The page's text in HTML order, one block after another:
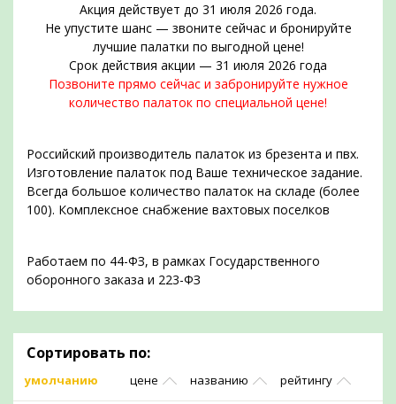
Акция действует до 31 июля 2026 года.
Не упустите шанс — звоните сейчас и бронируйте
лучшие палатки по выгодной цене!
Срок действия акции — 31 июля 2026 года
Позвоните прямо сейчас и забронируйте нужное
количество палаток по специальной цене!
Российский производитель палаток из брезента и пвх.
Изготовление палаток под Ваше техническое задание.
Всегда большое количество палаток на складе (более
100). Комплексное снабжение вахтовых поселков
Работаем по 44-ФЗ, в рамках Государственного
оборонного заказа и 223-ФЗ
Сортировать по:
умолчанию цене названию рейтингу
подобрать